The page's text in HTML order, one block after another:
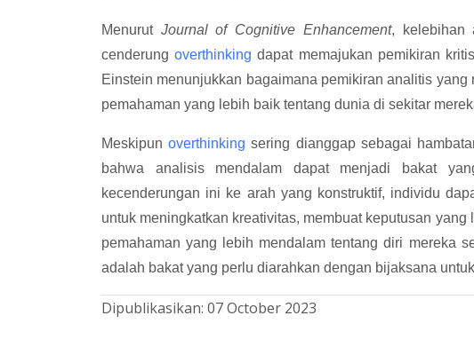
Menurut Journal of Cognitive Enhancement, kelebihan
cenderungoverthinking dapat memajukan pemikiran
Einstein menunjukkan bagaimana pemikiran analitis
pemahaman yang lebih baik tentang dunia di sekitar
Meskipunoverthinking sering dianggap sebagai
bahwa analisis mendalam dapat menjadi bakat
kecenderungan ini ke arah yang konstruktif, individu
untuk meningkatkan kreativitas, membuat keputusan
pemahaman yang lebih mendalam tentang diri mereka
adalah bakat yang perlu diarahkan dengan bijaksana
Dipublikasikan: 07 October 2023